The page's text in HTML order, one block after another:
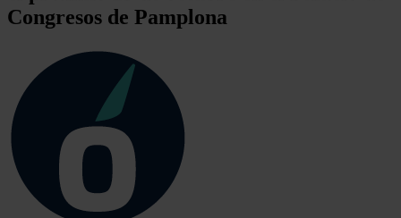
Congresos de Pamplona